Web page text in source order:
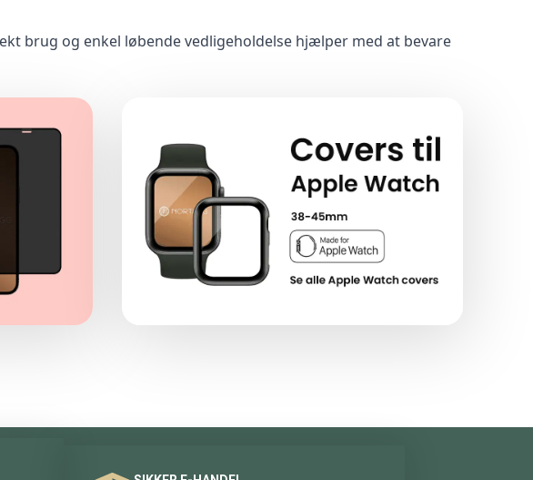
brug og enkel løbende vedligeholdelse hjælper med at bevare